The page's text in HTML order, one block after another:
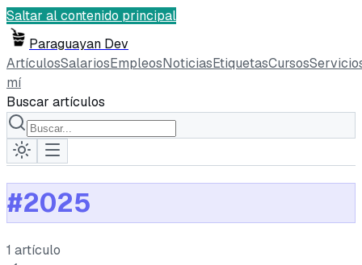
Saltar al contenido principal
Paraguayan Dev
ArtículosSalariosEmpleosNoticiasEtiquetasCursos
mí
Buscar artículos
#2025
1 artículo